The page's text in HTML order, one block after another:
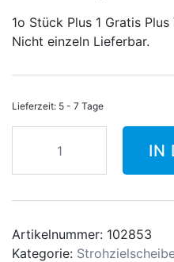
1o Stück Plus 1 Gratis
Nicht einzeln Lieferbar.
Lieferzeit: 5 - 7 Tage
Strawtec
Menge
IN
Artikelnummer: 102853
Kategorie: